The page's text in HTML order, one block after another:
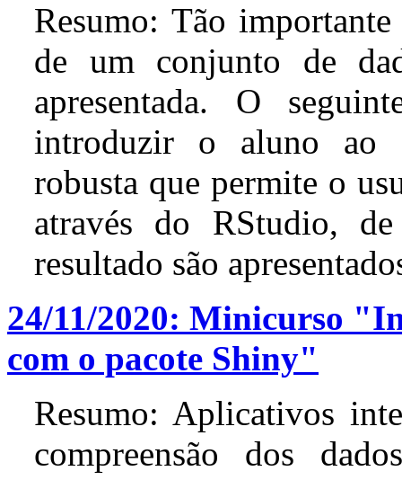
Resumo: Tão
de um conjunto de
apresentada. O
introduzir o aluno ao
robusta que permite o
através do RStudio,
resultado são
24/11/2020: Minicurso
com o pacote Shiny"
Resumo: Aplicativos
compreensão dos